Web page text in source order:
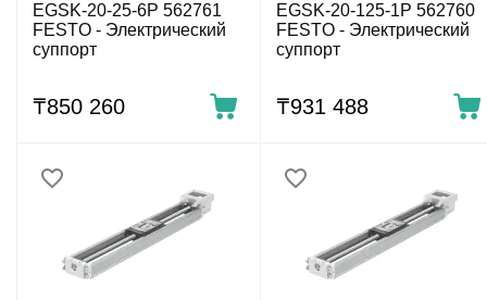
EGSK-20-25-6P 562761
FESTO - Электрический
суппорт
₸850 260
EGSK-20-125-1P 562760
FESTO - Электрический
суппорт
₸931 488